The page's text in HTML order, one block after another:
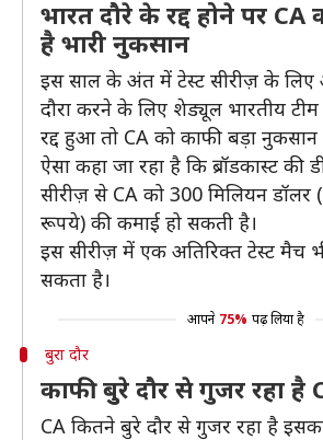
भारत दौरे के रद्द होने पर
है भारी नुकसान
इस साल के अंत में टेस्ट सीरीज़ के लिए
दौरा करने के लिए शेड्यूल भारतीय
रद्द हुआ तो CA को काफी बड़ा नुकसान
ऐसा कहा जा रहा है कि ब्रॉडकास्ट
सीरीज़ से CA को 300 मिलियन
रूपये) की कमाई हो सकती है।
इस सीरीज़ में एक अतिरिक्त टेस्ट मैच
सकता है।
आपने 75% पढ़ लिया है
बुरा दौर
काफी बुुरे दौर से गुजर रहा है
CA कितने बुरे दौर से गुजर रहा है